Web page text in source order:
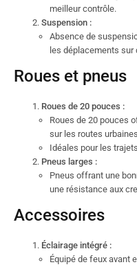
meilleur contrôle.
Suspension :
Absence de
les déplacements sur
Roues et pneus
Roues de 20 pouces :
Roues de 20 pouces
sur les routes
Idéales pour les
Pneus larges :
Pneus offrant une
une résistance aux
Accessoires
Éclairage intégré :
Équipé de feux avant